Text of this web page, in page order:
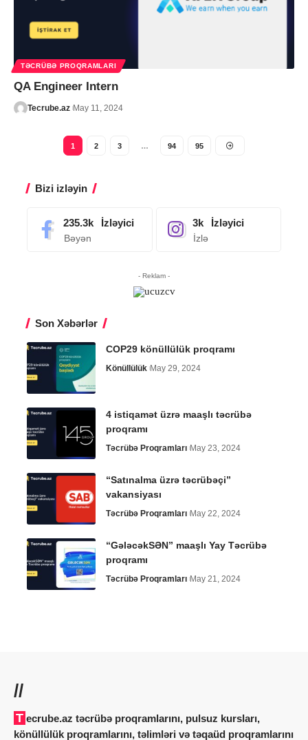
TƏCRÜBƏ PROQRAMLARI
QA Engineer Intern
Tecrube.az May 11, 2024
1 2 3 … 94 95
Bizi izləyin
235.3k İzləyici
Bəyən
3k İzləyici
İzlə
- Reklam -
Son Xəbərlər
COP29 könüllülük proqramı
Könüllülük May 29, 2024
4 istiqamət üzrə maaşlı təcrübə
proqramı
Təcrübə Proqramları May 23, 2024
“Satınalma üzrə təcrübəçi”
vakansiyası
Təcrübə Proqramları May 22, 2024
“GələcəkSƏN” maaşlı Yay Təcrübə
proqramı
Təcrübə Proqramları May 21, 2024
//
Tecrube.az təcrübə proqramlarını, pulsuz kursları,
könüllülük proqramlarını, təlimləri və təqaüd proqramlarını